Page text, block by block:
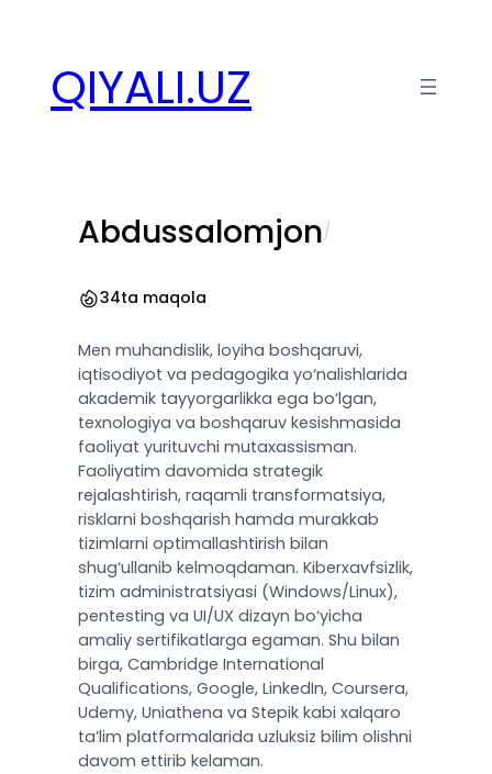
содержимому
QIYALI.UZ
Abdussalomjon/
34ta maqola
Men muhandislik, loyiha boshqaruvi,
iqtisodiyot va pedagogika yo‘nalishlarida
akademik tayyorgarlikka ega bo‘lgan,
texnologiya va boshqaruv kesishmasida
faoliyat yurituvchi mutaxassisman.
Faoliyatim davomida strategik
rejalashtirish, raqamli transformatsiya,
risklarni boshqarish hamda murakkab
tizimlarni optimallashtirish bilan
shug‘ullanib kelmoqdaman. Kiberxavfsizlik,
tizim administratsiyasi (Windows/Linux),
pentesting va UI/UX dizayn bo‘yicha
amaliy sertifikatlarga egaman. Shu bilan
birga, Cambridge International
Qualifications, Google, LinkedIn, Coursera,
Udemy, Uniathena va Stepik kabi xalqaro
ta’lim platformalarida uzluksiz bilim olishni
davom ettirib kelaman.